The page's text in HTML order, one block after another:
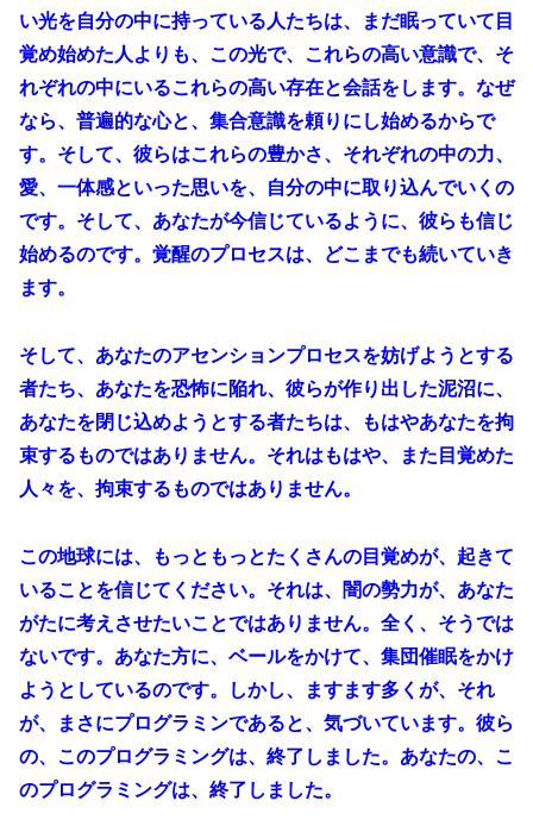
い光を自分の中に持っている人たちは、まだ眠っていて目
覚め始めた人よりも、この光で、これらの高い意識で、そ
れぞれの中にいるこれらの高い存在と会話をします。なぜ
なら、普遍的な心と、集合意識を頼りにし始めるからで
す。そして、彼らはこれらの豊かさ、それぞれの中の力、
愛、一体感といった思いを、自分の中に取り込んでいくの
です。そして、あなたが今信じているように、彼らも信じ
始めるのです。覚醒のプロセスは、どこまでも続いていき
ます。
そして、あなたのアセンションプロセスを妨げようとする
者たち、あなたを恐怖に陥れ、彼らが作り出した泥沼に、
あなたを閉じ込めようとする者たちは、もはやあなたを拘
束するものではありません。それはもはや、また目覚めた
人々を、拘束するものではありません。
この地球には、もっともっとたくさんの目覚めが、起きて
いることを信じてください。それは、闇の勢力が、あなた
がたに考えさせたいことではありません。全く、そうでは
ないです。あなた方に、ベールをかけて、集団催眠をかけ
ようとしているのです。しかし、ますます多くが、それ
が、まさにプログラミンであると、気づいています。彼ら
の、このプログラミングは、終了しました。あなたの、こ
のプログラミングは、終了しました。